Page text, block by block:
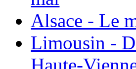
Alsace - Le
Limousin -
Haute-